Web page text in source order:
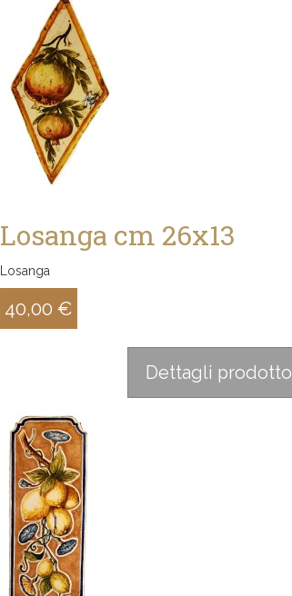
Losanga cm 26x13
Losanga
40,00 €
Dettagli prodotto